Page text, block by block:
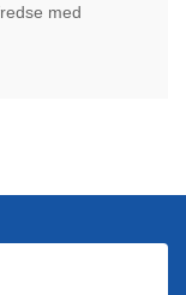
med